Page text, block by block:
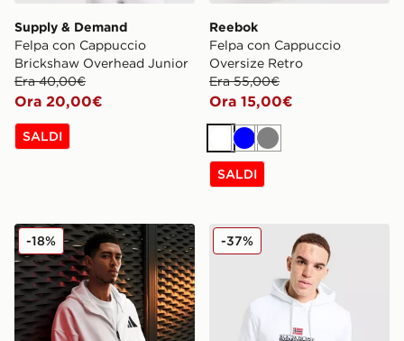
Supply & Demand
Felpa con Cappuccio
Brickshaw Overhead Junior
Era 40,00€
Ora 20,00€
SALDI
Reebok
Felpa con Cappuccio
Oversize Retro
Era 55,00€
Ora 15,00€
Bianco
BluGrigio
SALDI
adidas Felpa con Cappuccio Z.N.E
-18% Napapijri Felpa con
-37%